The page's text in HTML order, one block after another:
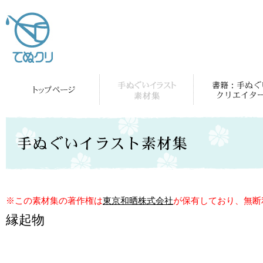
※この素材集の著作権は東京和晒株式会社が保有しており、無
縁起物